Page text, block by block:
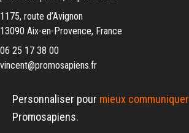
1175, route d’Avignon
13090 Aix-en-Provence, France
06 25 17 38 00
vincent@promosapiens.fr
Personnaliser pour mieux communiquer
Promosapiens.